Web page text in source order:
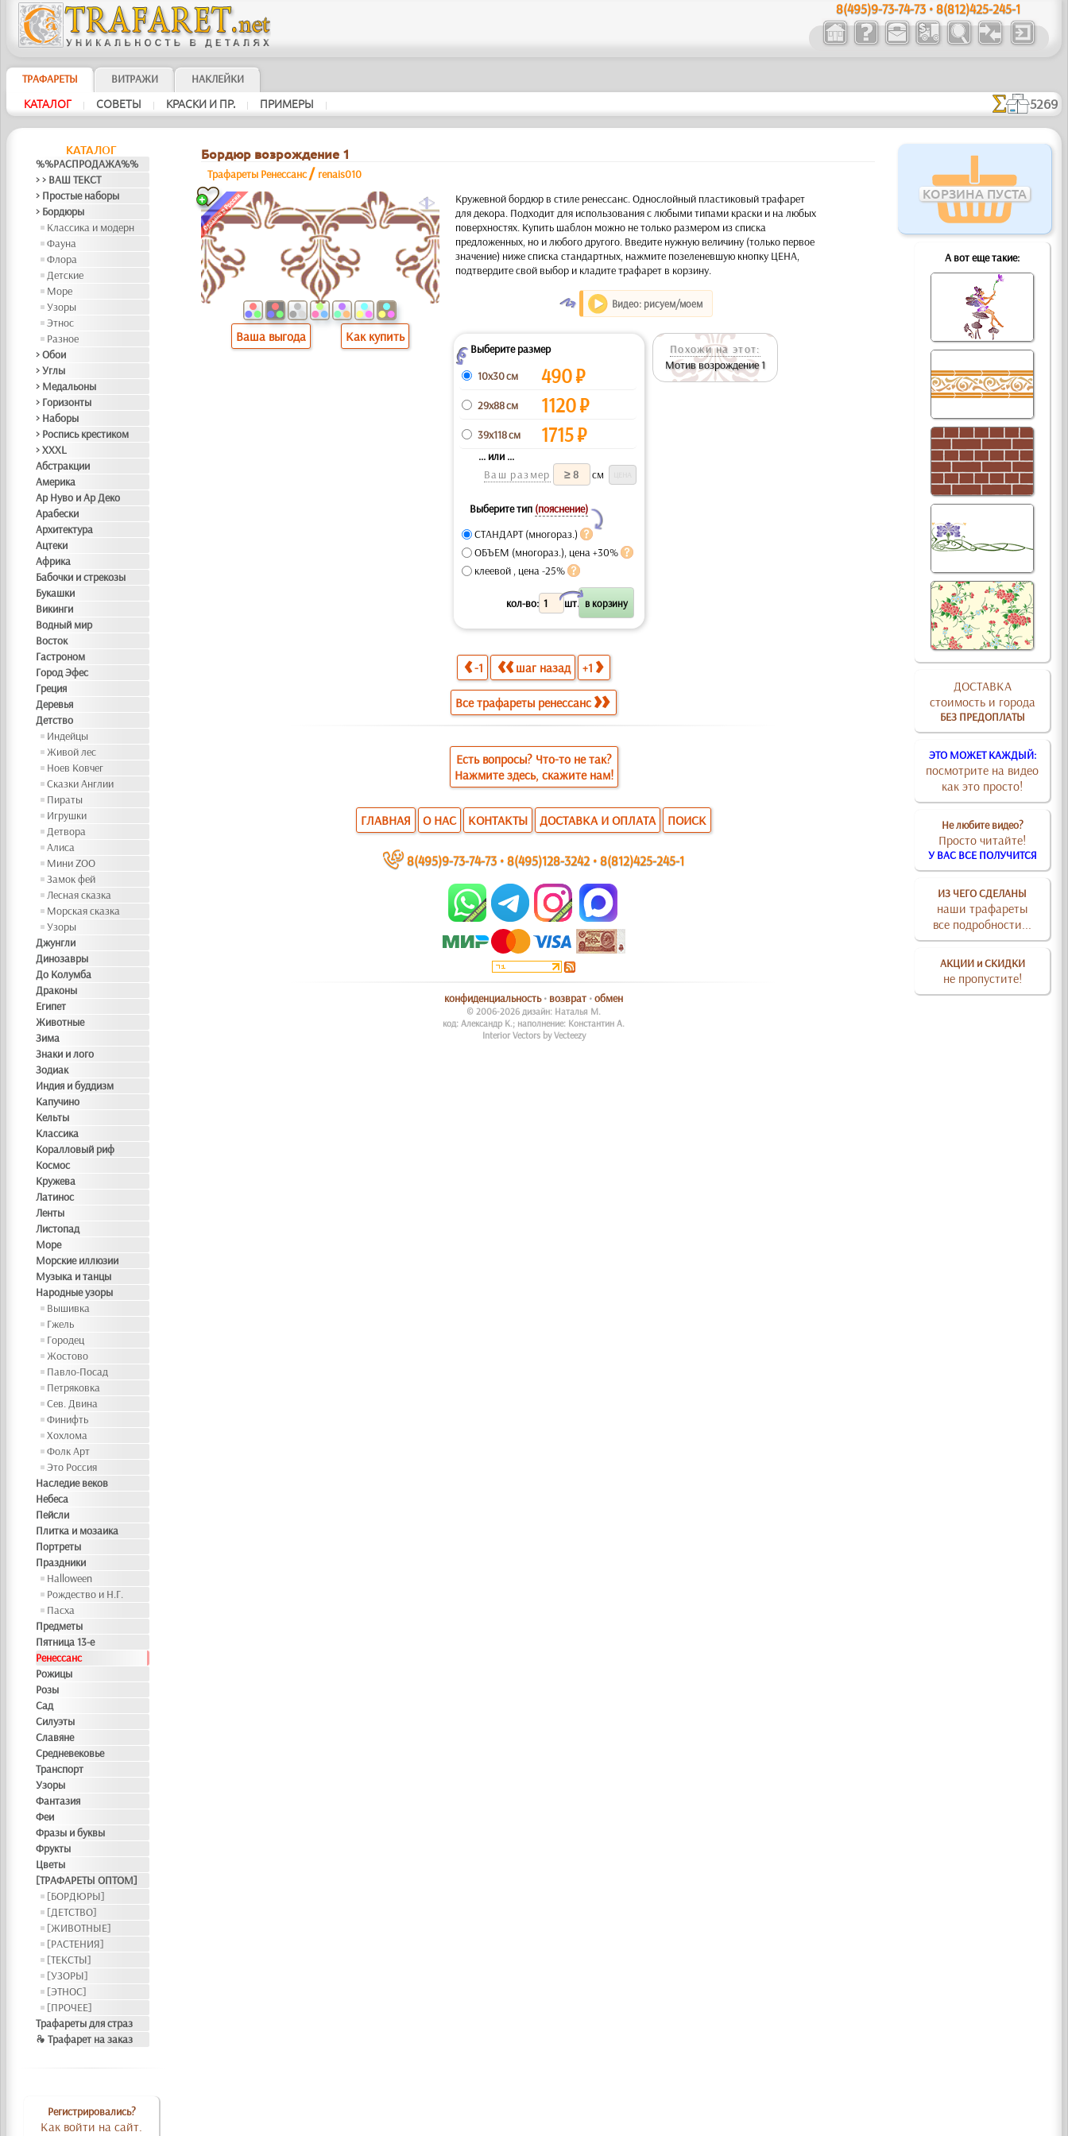
8(495)9-73-74-73 • 8(812)425-245-1
ТРАФАРЕТЫ ВИТРАЖИ НАКЛЕЙКИ
КАТАЛОГ | СОВЕТЫ | КРАСКИ И ПР. | ПРИМЕРЫ | 5269
КАТАЛОГ
%%РАСПРОДАЖА%%
> > ВАШ ТЕКСТ
> Простые наборы
> Бордюры
Классика и модерн
Фауна
Флора
Детские
Море
Узоры
Этнос
Разное
> Обои
> Углы
> Медальоны
> Горизонты
> Наборы
> Роспись крестиком
> XXXL
Абстракции
Америка
Ар Нуво и Ар Деко
Арабески
Архитектура
Ацтеки
Африка
Бабочки и стрекозы
Букашки
Викинги
Водный мир
Восток
Гастроном
Город Эфес
Греция
Деревья
Детство
Индейцы
Живой лес
Ноев Ковчег
Сказки Англии
Пираты
Игрушки
Детвора
Алиса
Мини ZOO
Замок фей
Лесная сказка
Морская сказка
Узоры
Джунгли
Динозавры
До Колумба
Драконы
Египет
Животные
Зима
Знаки и лого
Зодиак
Индия и буддизм
Капучино
Кельты
Классика
Коралловый риф
Космос
Кружева
Латинос
Ленты
Листопад
Море
Морские иллюзии
Музыка и танцы
Народные узоры
Вышивка
Гжель
Городец
Жостово
Павло-Посад
Петряковка
Сев. Двина
Финифть
Хохлома
Фолк Арт
Это Россия
Наследие веков
Небеса
Пейсли
Плитка и мозаика
Портреты
Праздники
Halloween
Рождество и Н.Г.
Пасха
Предметы
Пятница 13-е
Ренессанс
Рожицы
Розы
Сад
Силуэты
Славяне
Средневековье
Транспорт
Узоры
Фантазия
Феи
Фразы и буквы
Фрукты
Цветы
[ТРАФАРЕТЫ ОПТОМ]
[БОРДЮРЫ]
[ДЕТСТВО]
[ЖИВОТНЫЕ]
[РАСТЕНИЯ]
[ТЕКСТЫ]
[УЗОРЫ]
[ЭТНОС]
[ПРОЧЕЕ]
Трафареты для страз
❧ Трафарет на заказ
Регистрировались?
Как войти на сайт.
КОРЗИНА ПУСТА
А вот еще такие:
ДОСТАВКА
стоимость и города
БЕЗ ПРЕДОПЛАТЫ
ЭТО МОЖЕТ КАЖДЫЙ:
посмотрите на видео
как это просто!
Не любите видео?
Просто читайте!
У ВАС ВСЕ ПОЛУЧИТСЯ
ИЗ ЧЕГО СДЕЛАНЫ
наши трафареты
все подробности...
АКЦИИ и СКИДКИ
не пропустите!
Бордюр возрождение 1
Трафареты Ренессанс / renais010
a
Ваша выгода Как купить
Кружевной бордюр в стиле ренессанс. Однослойный пластиковый трафарет
для декора. Подходит для использования с любыми типами краски и на любых
поверхностях. Купить шаблон можно не только размером из списка
предложенных, но и любого другого. Введите нужную величину (только первое
значение) ниже списка стандартных, нажмите позеленевшую кнопку ЦЕНА,
подтвердите свой выбор и кладите трафарет в корзину.
O Видео: рисуем/моем
ZВыберите размер
10x30 см
490₽
29x88 см 1120₽
39x118 см 1715₽
... или ...
Ваш размер
см
Выберите тип (пояснение)
Y
СТАНДАРТ (многораз.)
ОБЪЕМ (многораз.), цена +30%
клеевой , цена -25%
кол-во: шт.
X
Похожи на этот:
Мотив возрождение 1
-1 шаг назад +1
Все трафареты ренессанс
Есть вопросы? Что-то не так?
Нажмите здесь, скажите нам!
ГЛАВНАЯ О НАС КОНТАКТЫ ДОСТАВКА И ОПЛАТА ПОИСК
~ 8(495)9-73-74-73 •8(495)128-3242 •8(812)425-245-1
конфиденциальность• возврат •обмен
© 2006-2026 дизайн: Наталья М.
код: Александр К.; наполнение: Константин А.
Interior Vectors by Vecteezy